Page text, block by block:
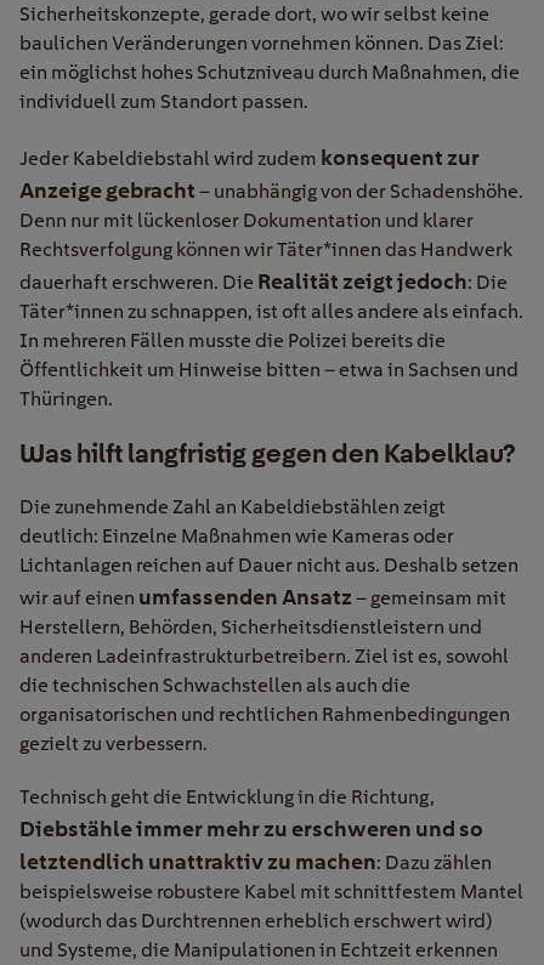
Sicherheitskonzepte, gerade dort, wo wir selbst keine
baulichen Veränderungen vornehmen können. Das Ziel:
ein möglichst hohes Schutzniveau durch Maßnahmen, die
individuell zum Standort passen.
Jeder Kabeldiebstahl wird zudem konsequent zur
Anzeige gebracht – unabhängig von der Schadenshöhe.
Denn nur mit lückenloser Dokumentation und klarer
Rechtsverfolgung können wir Täter*innen das Handwerk
dauerhaft erschweren. Die Realität zeigt jedoch: Die
Täter*innen zu schnappen, ist oft alles andere als einfach.
In mehreren Fällen musste die Polizei bereits die
Öffentlichkeit um Hinweise bitten – etwa in Sachsen und
Thüringen.
Was hilft langfristig gegen den Kabelklau?
Die zunehmende Zahl an Kabeldiebstählen zeigt
deutlich: Einzelne Maßnahmen wie Kameras oder
Lichtanlagen reichen auf Dauer nicht aus. Deshalb setzen
wir auf einen umfassenden Ansatz – gemeinsam mit
Herstellern, Behörden, Sicherheitsdienstleistern und
anderen Ladeinfrastrukturbetreibern. Ziel ist es, sowohl
die technischen Schwachstellen als auch die
organisatorischen und rechtlichen Rahmenbedingungen
gezielt zu verbessern.
Technisch geht die Entwicklung in die Richtung,
Diebstähle immer mehr zu erschweren und so
letztendlich unattraktiv zu machen: Dazu zählen
beispielsweise robustere Kabel mit schnittfestem Mantel
(wodurch das Durchtrennen erheblich erschwert wird)
und Systeme, die Manipulationen in Echtzeit erkennen